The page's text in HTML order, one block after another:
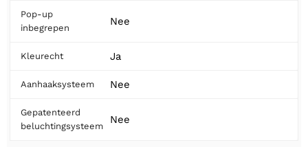
Pop-up
inbegrepen
Nee
Kleurecht Ja
Aanhaaksysteem Nee
Gepatenteerd
beluchtingsysteem
Nee